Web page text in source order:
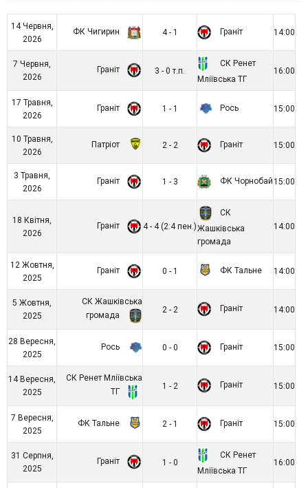
14 Червня,
2026
ФК Чигирин 4 - 1 Граніт 14:00
7 Червня,
2026
Граніт 3 - 0 т.п.
СК Ренет
Мліївська ТГ
16:00
17 Травня,
2026
Граніт 1 - 1 Рось 15:00
10 Травня,
2026
Патріот 2 - 2 Граніт 15:00
3 Травня,
2026
Граніт 1 - 3 ФК Чорнобай 15:00
18 Квітня,
2026
Граніт 4 - 4 (2:4 пен.)
СК
Жашківська
громада
14:00
12 Жовтня,
2025
Граніт 0 - 1 ФК Тальне 14:00
5 Жовтня,
2025
СК Жашківська
громада
2 - 2 Граніт 14:00
28 Вересня,
2025
Рось 0 - 0 Граніт 15:00
14 Вересня,
2025
СК Ренет Мліївська
ТГ
1 - 2 Граніт 15:00
7 Вересня,
2025
ФК Тальне 2 - 1 Граніт 15:00
31 Серпня,
2025
Граніт 1 - 0
СК Ренет
Мліївська ТГ
16:00